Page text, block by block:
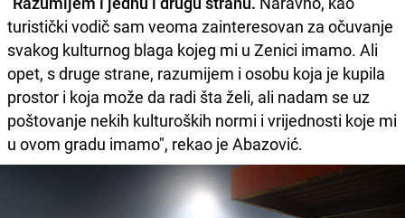
turistički vodič sam veoma zainteresovan za očuvanje
svakog kulturnog blaga kojeg mi u Zenici imamo. Ali
opet, s druge strane, razumijem i osobu koja je kupila
prostor i koja može da radi šta želi, ali nadam se uz
poštovanje nekih kulturoških normi i vrijednosti koje mi
u ovom gradu imamo", rekao je Abazović.